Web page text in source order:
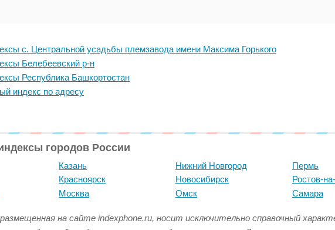
с. Центральной усадьбы племзавода имени Максима Горького
Белебеевский р-н
Республика Башкортостан
индекс по адресу
городов России
Казань
Красноярск
Москва
Нижний Новгород
Новосибирск
Омск
Пермь
Ростов-
Самара
на сайте indexphone.ru, носит исключительно справочный